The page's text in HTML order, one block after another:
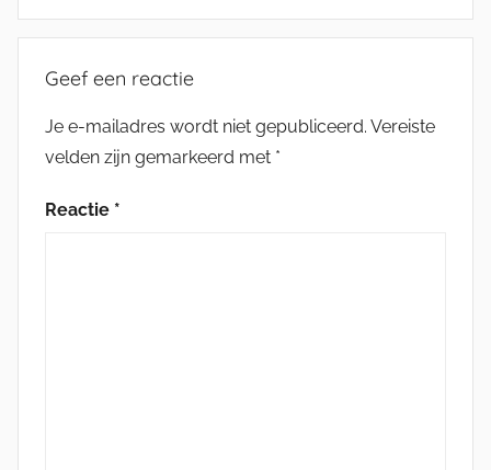
Geef een reactie
Je e-mailadres wordt niet gepubliceerd. Vereiste
velden zijn gemarkeerd met *
Reactie *